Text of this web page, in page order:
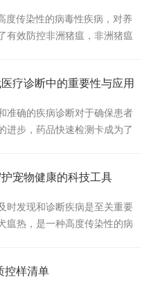
传染性的病毒性疾病，对养
有效防控非洲猪瘟，非洲猪瘟
检测卡的常见使用误区及其纠
的一步。常见的误区包括采样
适以及采样方法不规范。例
，影响检...
疗诊断中的重要性与应用
准确的疾病诊断对于确保患者
的进步，药品快速检测卡成为了
供可靠的结果，极大地提高了
卡片通常包含有试纸条，上面
当施加样品（如血液、尿液或
这一反...
护宠物健康的科技工具
及时发现和诊断疾病是至关重要
瘟热，是一种高度传染性的病
犬温热病毒检测卡是一种快速
控样清单